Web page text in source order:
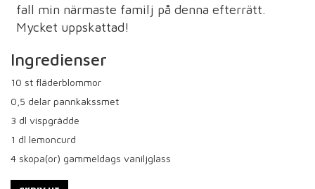
fall min närmaste familj på denna efterrätt.
Mycket uppskattad!
Ingredienser
10 st fläderblommor
0,5 delar pannkakssmet
3 dl vispgrädde
1 dl lemoncurd
4 skopa(or) gammeldags vaniljglass